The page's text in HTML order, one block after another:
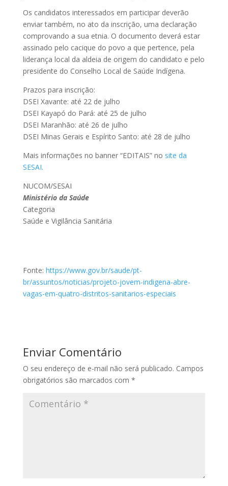
Os candidatos interessados em participar deverão
enviar também, no ato da inscrição, uma declaração
comprovando a sua etnia. O documento deverá estar
assinado pelo cacique do povo a que pertence, pela
liderança local da aldeia de origem do candidato e pelo
presidente do Conselho Local de Saúde Indígena.
Prazos para inscrição:
DSEI Xavante: até 22 de julho
DSEI Kayapó do Pará: até 25 de julho
DSEI Maranhão: até 26 de julho
DSEI Minas Gerais e Espírito Santo: até 28 de julho
Mais informações no banner “EDITAIS” no site da
SESAI.
NUCOM/SESAI
Ministério da Saúde
Categoria
Saúde e Vigilância Sanitária
Fonte: https://www.gov.br/saude/pt-
br/assuntos/noticias/projeto-jovem-indigena-abre-
vagas-em-quatro-distritos-sanitarios-especiais
Enviar Comentário
O seu endereço de e-mail não será publicado. Campos
obrigatórios são marcados com *